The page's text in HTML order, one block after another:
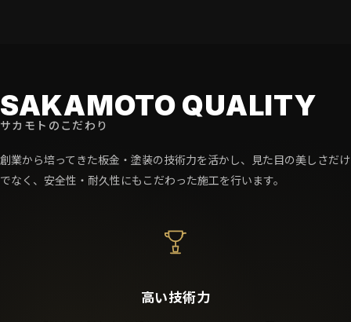
SAKAMOTO QUALITY
サカモトのこだわり
創業から培ってきた板金・塗装の技術力を活かし、見た目の美しさだけ
でなく、安全性・耐久性にもこだわった施工を行います。
高い技術力